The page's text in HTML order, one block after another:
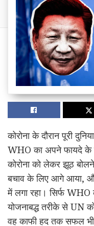
कोरोना के दौरान पूरी
WHO का अपने फायदे के
कोरोना को लेकर झूठ
बचाव के लिए आगे आया, और
में लगा रहा। सिर्फ
योजनाबद्ध तरीके से UN
वह काफी हद तक सफल भी